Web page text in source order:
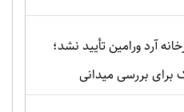
آرد ورامین تأیید نشد؛
بررسی میدانی